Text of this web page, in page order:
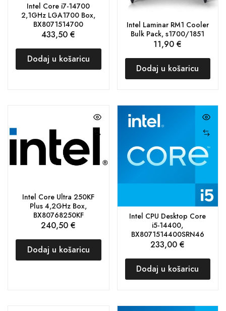
Intel Core i7-14700
2,1GHz LGA1700 Box,
BX8071514700
433,50€
Dodaj u košaricu
Intel Laminar RM1 Cooler
Bulk Pack, s1700/1851
11,90€
Dodaj u košaricu
Intel Core Ultra 250KF
Plus 4,2GHz Box,
BX80768250KF
240,50€
Dodaj u košaricu
Intel CPU Desktop Core
i5-14400,
BX8071514400SRN46
233,00€
Dodaj u košaricu